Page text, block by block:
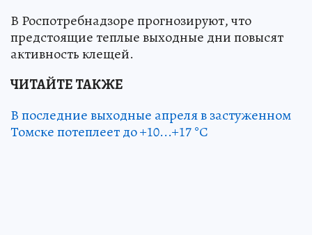
В Роспотребнадзоре прогнозируют, что
предстоящие теплые выходные дни повысят
активность клещей.
ЧИТАЙТЕ ТАКЖЕ
В последние выходные апреля в застуженном
Томске потеплеет до +10...+17 °С